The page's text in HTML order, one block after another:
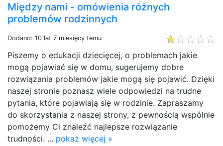
Między nami - omówienia różnych
problemów rodzinnych
Dodano: 10 lat 7 miesięcy temu
Piszemy o edukacji dziecięcej, o problemach jakie
mogą pojawiać się w domu, sugerujemy dobre
rozwiązania problemów jakie mogą się pojawić. Dzięki
naszej stronie poznasz wiele odpowiedzi na trudne
pytania, które pojawiają się w rodzinie. Zapraszamy
do skorzystania z naszej strony, z pewnością wspólnie
pomożemy Ci znaleźć najlepsze rozwiązanie
trudności. ... pokaż więcej »